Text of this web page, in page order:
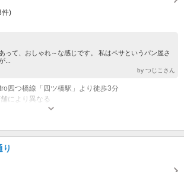
件)
って、おしゃれ～な感じです。 私はペサというパン屋さ
...
by つじこさん
四つ橋線「四ツ橋駅」より徒歩3分
により異なる
り